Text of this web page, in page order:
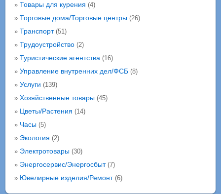
» Товары для курения (4)
» Торговые дома/Торговые центры(26)
» Транспорт(51)
» Трудоустройство(2)
» Туристические агентства(16)
» Управление внутренних дел/ФСБ(8)
» Услуги (139)
» Хозяйственные товары(45)
» Цветы/Растения (14)
» Часы(5)
» Экология (2)
» Электротовары(30)
» Энергосервис/Энергосбыт(7)
» Ювелирные изделия/Ремонт(6)